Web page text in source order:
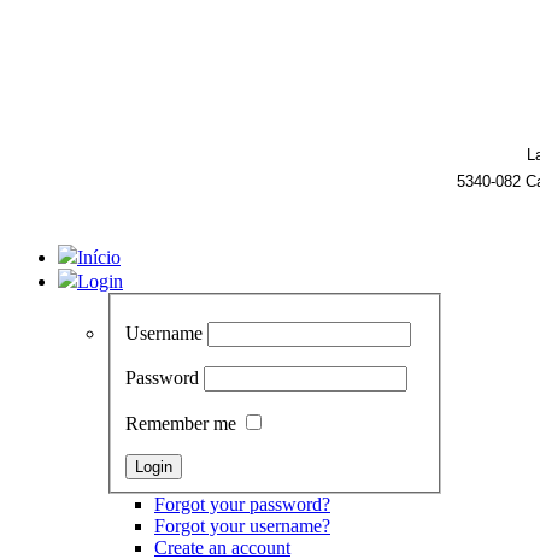
5340-082
Início
Login
Username
Password
Remember me
Forgot your password?
Forgot your username?
Create an account